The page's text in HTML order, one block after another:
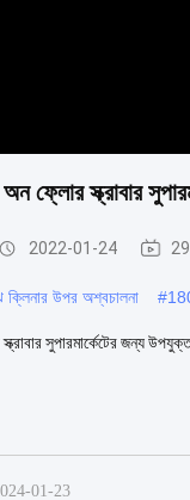
অন ফ্লোর স্ক্রাবার
2022-01-24
ক্লিনার উপর অশ্বচালনা #
সুপারমার্কেটের জন্য
01-23